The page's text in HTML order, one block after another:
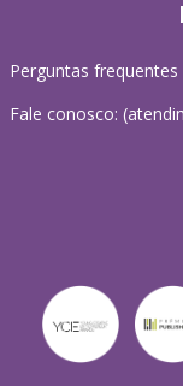
Perguntas frequentes
Fale conosco: